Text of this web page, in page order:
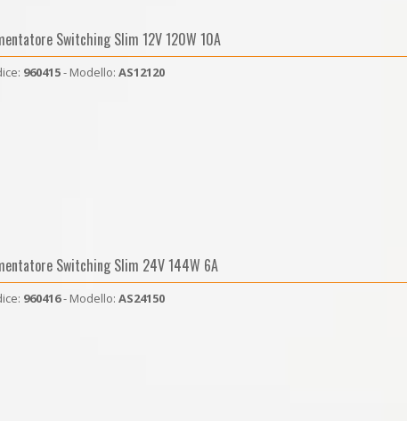
Switching Slim 12V 120W 10A
960415- Modello: AS12120
Switching Slim 24V 144W 6A
960416- Modello: AS24150